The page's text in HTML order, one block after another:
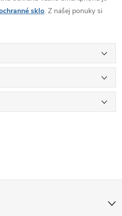
sklo. Z našej ponuky si